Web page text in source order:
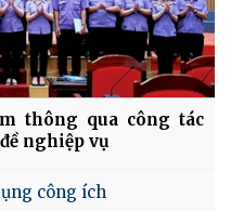
thông qua công tác
nghiệp vụ
công ích